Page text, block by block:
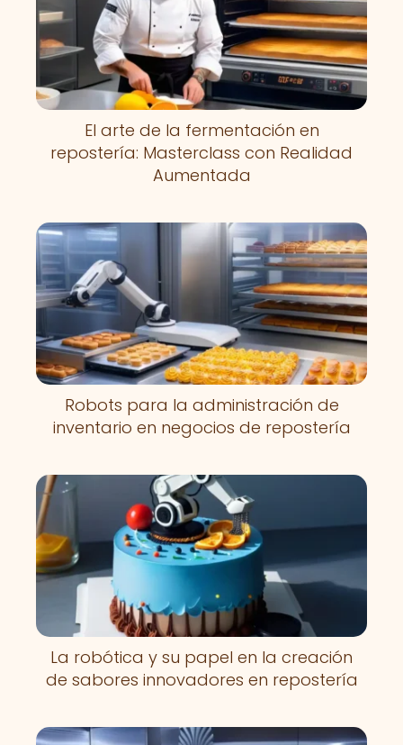
El arte de la fermentación en
repostería: Masterclass con Realidad
Aumentada
Robots para la administración de
inventario en negocios de repostería
La robótica y su papel en la creación
de sabores innovadores en repostería